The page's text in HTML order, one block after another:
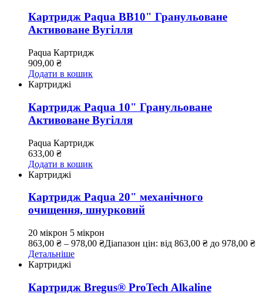
Картридж Paqua ВВ10" Гранульоване
Активоване Вугілля
Paqua Картридж
909,00 ₴
Додати в кошик
Картриджі
Картридж Paqua 10" Гранульоване
Активоване Вугілля
Paqua Картридж
633,00 ₴
Додати в кошик
Картриджі
Картридж Paqua 20" механічного
очищення, шнурковий
20 мікрон 5 мікрон
863,00 ₴ – 978,00 ₴Діапазон цін: від 863,00 ₴ до 978,00 ₴
Детальніше
Картриджі
Картридж Bregus® ProTech Alkaline